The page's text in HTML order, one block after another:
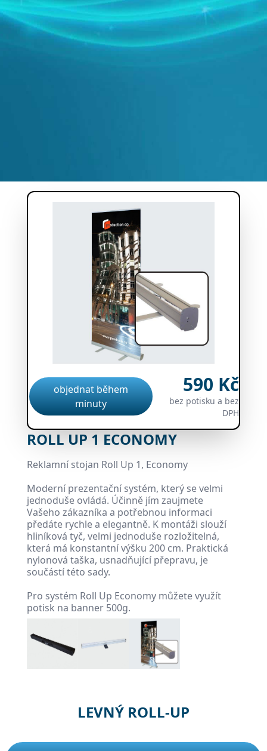
objednat během
minuty
590 Kč
bez potisku a bez
DPH
ROLL UP 1 ECONOMY
Reklamní stojan Roll Up 1, Economy
Moderní prezentační systém, který se velmi
jednoduše ovládá. Účinně jím zaujmete
Vašeho zákazníka a potřebnou informaci
předáte rychle a elegantně. K montáži slouží
hliníková tyč, velmi jednoduše rozložitelná,
která má konstantní výšku 200 cm. Praktická
nylonová taška, usnadňující přepravu, je
součástí této sady.
Pro systém Roll Up Economy můžete využít
potisk na banner 500g.
LEVNÝ ROLL-UP